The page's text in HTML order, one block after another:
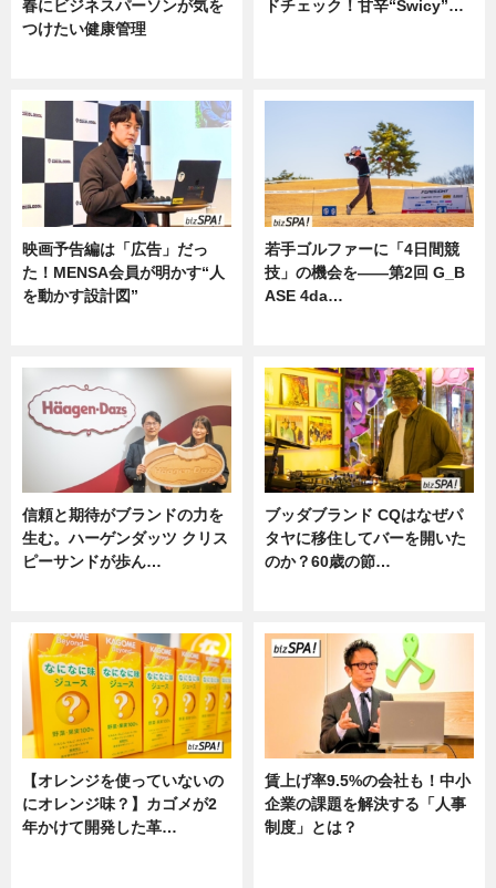
春にビジネスパーソンが気を
つけたい健康管理
ドチェック！甘辛“Swicy”…
映画予告編は「広告」だっ
た！MENSA会員が明かす“人
を動かす設計図”
若手ゴルファーに「4日間競
技」の機会を——第2回 G_B
ASE 4da…
信頼と期待がブランドの力を
生む。ハーゲンダッツ クリス
ピーサンドが歩ん…
ブッダブランド CQはなぜパ
タヤに移住してバーを開いた
のか？60歳の節…
【オレンジを使っていないの
にオレンジ味？】カゴメが2
年かけて開発した革…
賃上げ率9.5%の会社も！中小
企業の課題を解決する「人事
制度」とは？